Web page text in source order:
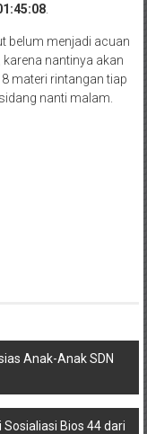
.
belum menjadi acuan
nantinya akan
materi rintangan tiap
nanti malam.
Anak-Anak SDN
Bios 44 dari